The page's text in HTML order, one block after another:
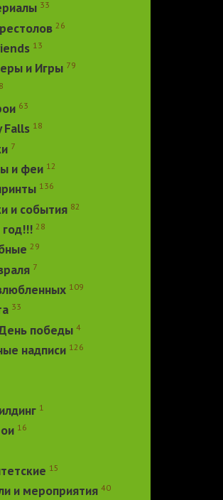
33
26
13
и Игры 79
63
Falls 18
7
и феи 12
136
и события 82
28
29
7
109
33
победы 4
надписи 126
1
16
15
и мероприятия 40